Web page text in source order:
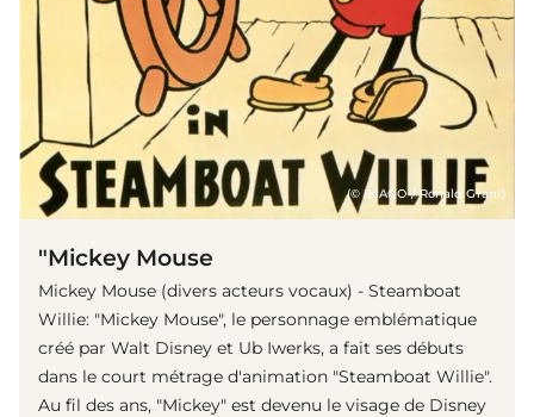
(© IMAGO / Ronald Grant)
"Mickey Mouse
Mickey Mouse (divers acteurs vocaux) - Steamboat
Willie: "Mickey Mouse", le personnage emblématique
créé par Walt Disney et Ub Iwerks, a fait ses débuts
dans le court métrage d'animation "Steamboat Willie".
Au fil des ans, "Mickey" est devenu le visage de Disney